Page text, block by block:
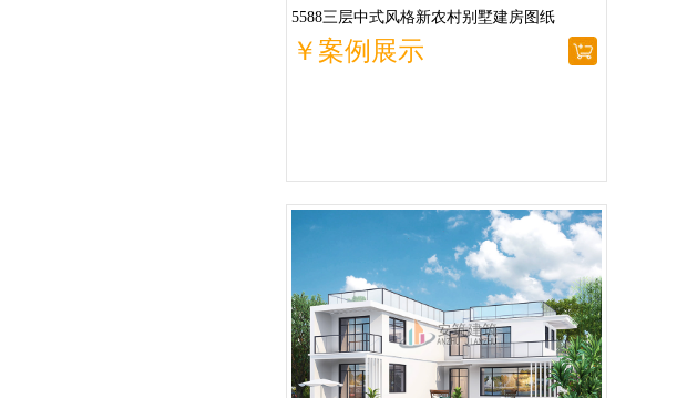
5588三层中式风格新农村别墅建房图纸
￥案例展示